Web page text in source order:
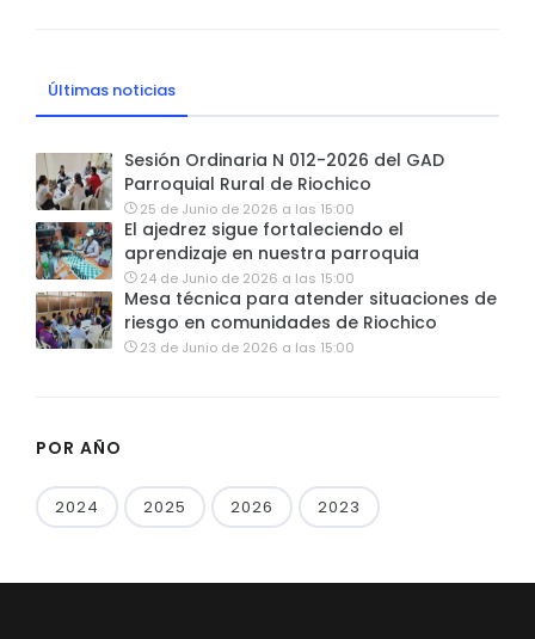
Últimas noticias
Sesión Ordinaria N 012-2026 del GAD
Parroquial Rural de Riochico
25 de Junio de 2026 a las 15:00
El ajedrez sigue fortaleciendo el
aprendizaje en nuestra parroquia
24 de Junio de 2026 a las 15:00
Mesa técnica para atender situaciones de
riesgo en comunidades de Riochico
23 de Junio de 2026 a las 15:00
POR AÑO
2024 2025 2026 2023